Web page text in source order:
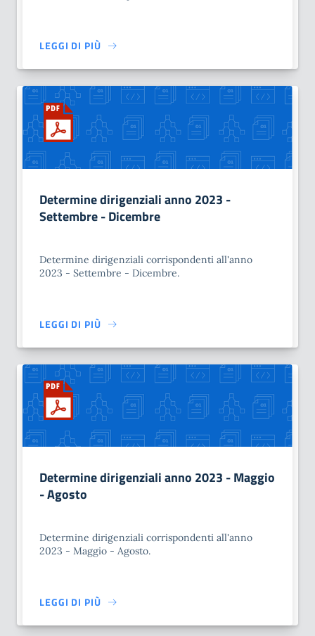
LEGGI DI PIÙ
Determine dirigenziali anno 2023 -
Settembre - Dicembre
Determine dirigenziali corrispondenti all'anno
2023 - Settembre - Dicembre.
LEGGI DI PIÙ
Determine dirigenziali anno 2023 - Maggio
- Agosto
Determine dirigenziali corrispondenti all'anno
2023 - Maggio - Agosto.
LEGGI DI PIÙ